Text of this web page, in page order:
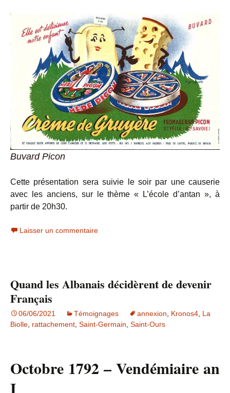
Buvard Picon
Cette présentation sera suivie le soir par une causerie
avec les anciens, sur le thème « L’école d’antan », à
partir de 20h30.
Laisser un commentaire
Quand les Albanais décidèrent de devenir
Français
06/06/2021 Témoignages annexion Kronos4 La
Biolle rattachement Saint-Germain Saint-Ours
Octobre 1792 – Vendémiaire an
I